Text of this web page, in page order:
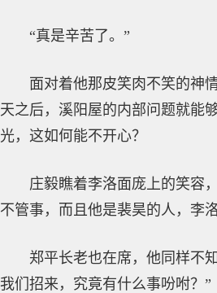
“真是辛苦了。”
面对着他那皮笑肉不笑的神
天之后，溪阳屋的内部问题就能
光，这如何能不开心？
庄毅瞧着李洛面庞上的笑容
不管事，而且他是裴昊的人，李
郑平长老也在席，他同样不
我们招来，究竟有什么事吩咐？”